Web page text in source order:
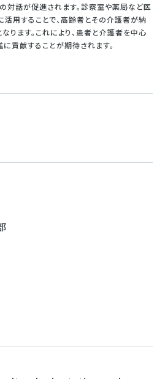
対話が促進されます。診察室や薬局など医
用することで、高齢者とその介護者が納
ります。これにより、患者と介護者を中心
貢献することが期待されます。